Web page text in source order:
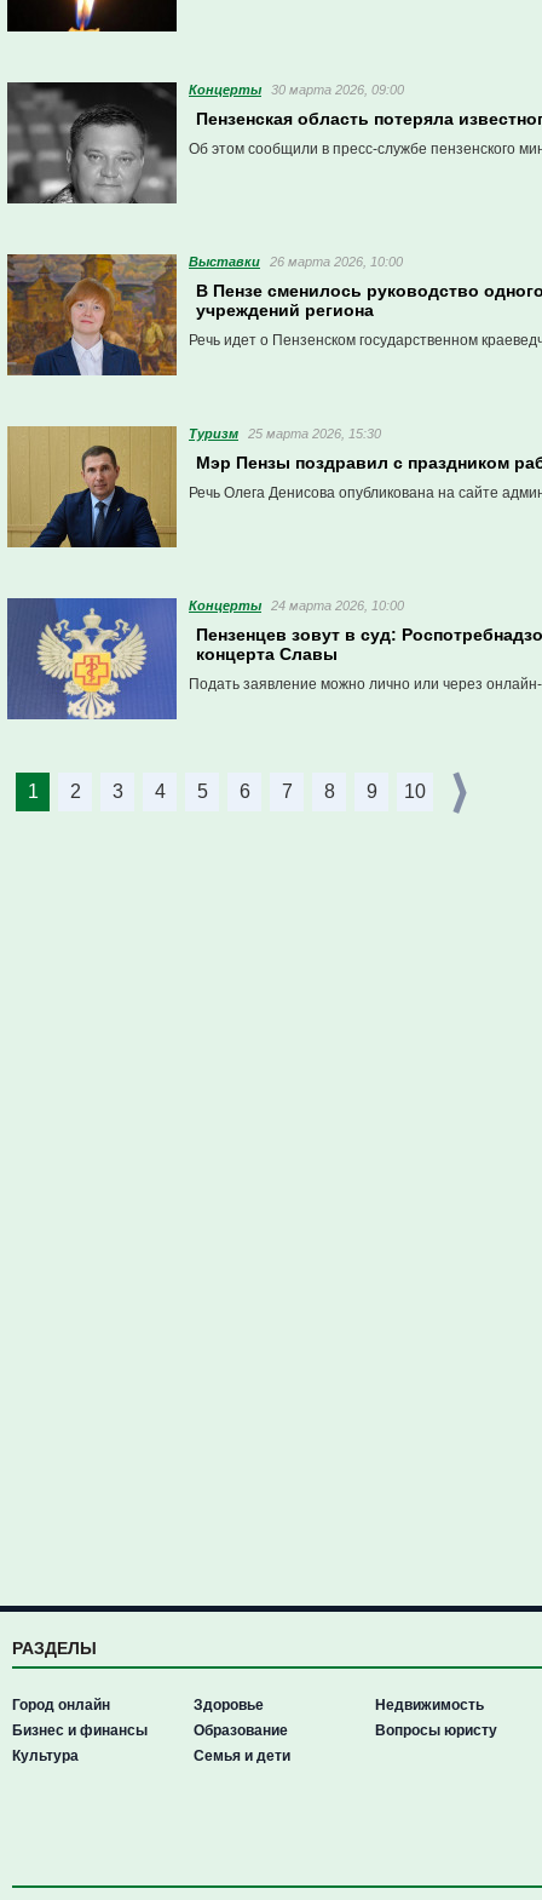
Концерты 30 марта 2026, 09:00
Пензенская область потеряла
Об этом сообщили в пресс-службе пензенского
Выставки 26 марта 2026, 10:00
В Пензе сменилось руководство
учреждений региона
Речь идет о Пензенском государственном
Туризм 25 марта 2026, 15:30
Мэр Пензы поздравил с праздником
Речь Олега Денисова опубликована на сайте
Концерты 24 марта 2026, 10:00
Пензенцев зовут в суд:
концерта Славы
Подать заявление можно лично или через
1 2 3 4 5 6 7 8 9 10
РАЗДЕЛЫ
Город онлайн
Бизнес и финансы
Культура
Здоровье
Образование
Семья и дети
Недвижимость
Вопросы юристу